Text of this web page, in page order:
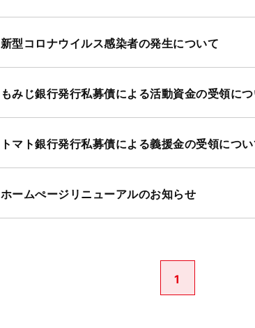
新型コロナウイルス感染者の発生について
もみじ銀行発行私募債による活動資金の受領に
トマト銀行発行私募債による義援金の受領につ
ホームぺージリニューアルのお知らせ
1